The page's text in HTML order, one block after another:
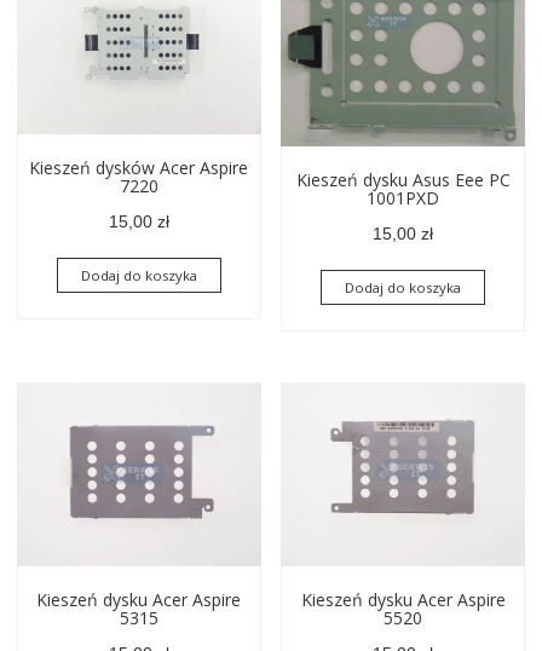
Kieszeń dysków Acer Aspire
7220
15,00 zł
Dodaj do koszyka
Kieszeń dysku Asus Eee PC
1001PXD
15,00zł
Dodaj do koszyka
Kieszeń dysku Acer Aspire
5315
Kieszeń dysku Acer Aspire
5520